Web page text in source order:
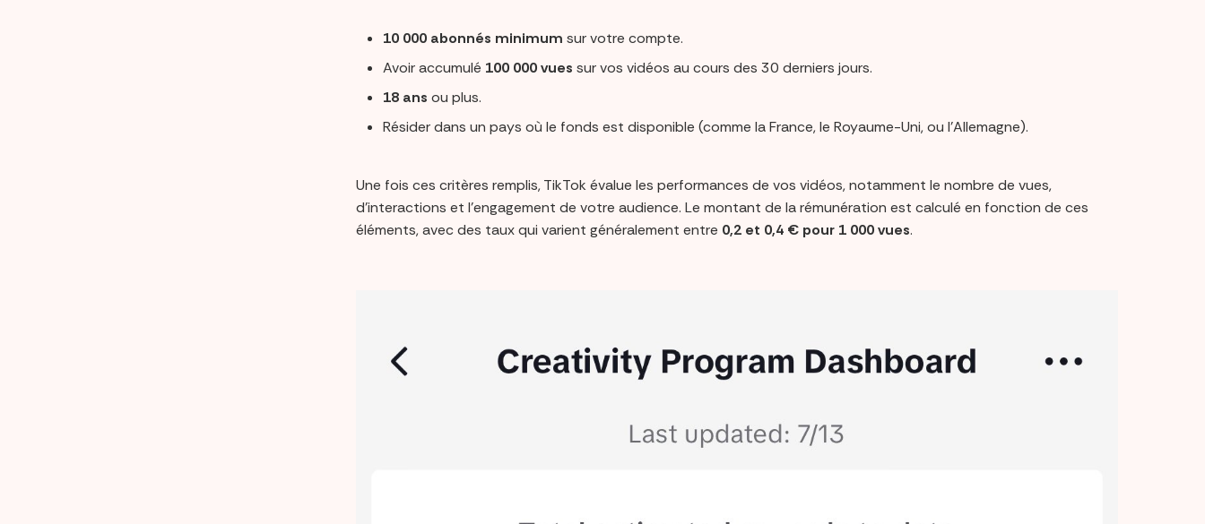
10 000 abonnés minimum sur votre compte.
Avoir accumulé 100 000 vues sur vos vidéos au cours des 30 derniers jours.
18 ans ou plus.
Résider dans un pays où le fonds est disponible (comme la France, le Royaume-Uni, ou l'Allemagne).
Une fois ces critères remplis, TikTok évalue les performances de vos vidéos, notamment le nombre de vues,
d’interactions et l’engagement de votre audience. Le montant de la rémunération est calculé en fonction de ces
éléments, avec des taux qui varient généralement entre 0,2 et 0,4 € pour 1 000 vues.